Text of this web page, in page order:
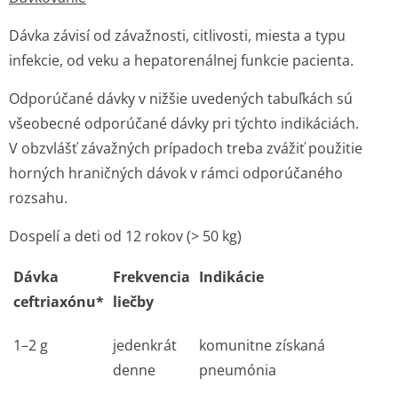
Dávka závisí od závažnosti, citlivosti, miesta a typu
infekcie, od veku a hepatorenálnej funkcie pacienta.
Odporúčané dávky v nižšie uvedených tabuľkách sú
všeobecné odporúčané dávky pri týchto indikáciách.
V obzvlášť závažných prípadoch treba zvážiť použitie
horných hraničných dávok v rámci odporúčaného
rozsahu.
Dospelí a deti od 12 rokov (> 50 kg)
Dávka
ceftriaxónu*
Frekvencia
liečby
Indikácie
1–2 g
jedenkrát
denne
komunitne získaná
pneumónia